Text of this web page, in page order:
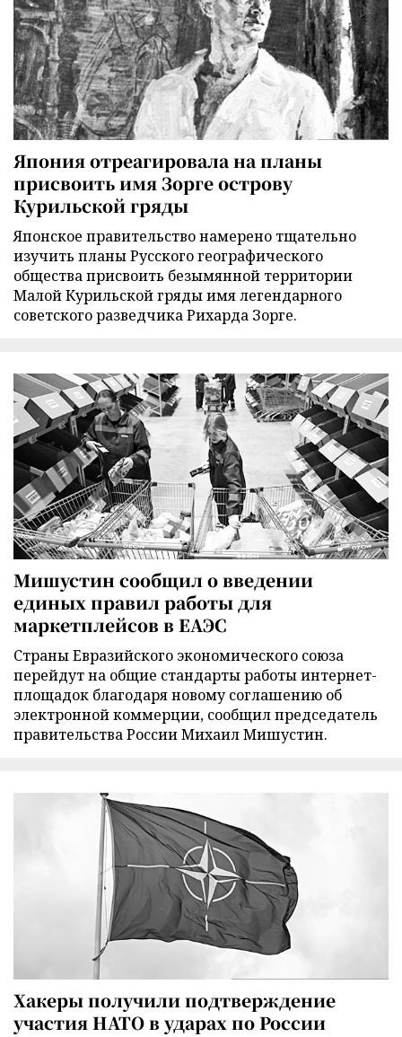
Япония отреагировала на планы
присвоить имя Зорге острову
Курильской гряды
Японское правительство намерено тщательно
изучить планы Русского географического
общества присвоить безымянной территории
Малой Курильской гряды имя легендарного
советского разведчика Рихарда Зорге.
Мишустин сообщил о введении
единых правил работы для
маркетплейсов в ЕАЭС
Страны Евразийского экономического союза
перейдут на общие стандарты работы интернет-
площадок благодаря новому соглашению об
электронной коммерции, сообщил председатель
правительства России Михаил Мишустин.
Хакеры получили подтверждение
участия НАТО в ударах по России